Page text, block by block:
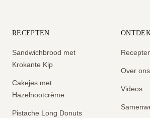
RECEPTEN
Sandwichbrood met
Krokante Kip
Cakejes met
Hazelnootcrème
Pistache Long Donuts
Over ons
Videos